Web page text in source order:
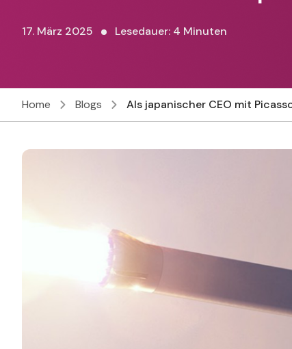
17. März 2025 Lesedauer: 4 Minuten
Home Blogs Als japanischer CEO mit